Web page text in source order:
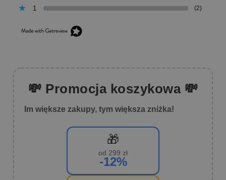
1 (2)
💸 Promocja koszykowa 💸
Im większe zakupy, tym większa zniżka!
🎁
od 299 zł
-12%